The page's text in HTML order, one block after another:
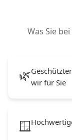
Was Sie
🌿wir für Sie
🪟